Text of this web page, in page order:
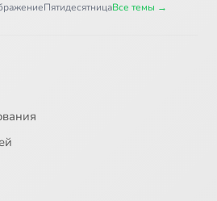
ПятидесятницаВсе темы →